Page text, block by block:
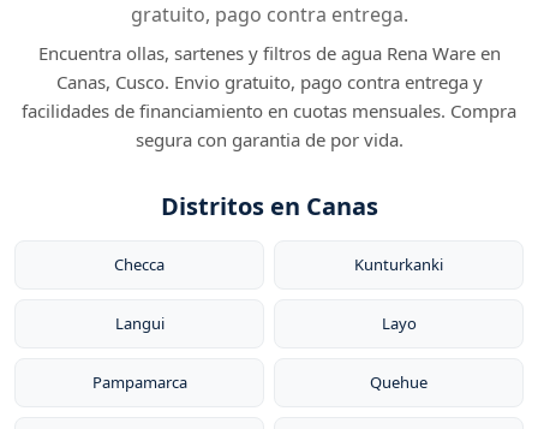
gratuito, pago contra entrega.
Encuentra ollas, sartenes y filtros de agua Rena Ware en
Canas, Cusco. Envio gratuito, pago contra entrega y
facilidades de financiamiento en cuotas mensuales. Compra
segura con garantia de por vida.
Distritos en Canas
Checca Kunturkanki
Langui Layo
Pampamarca Quehue